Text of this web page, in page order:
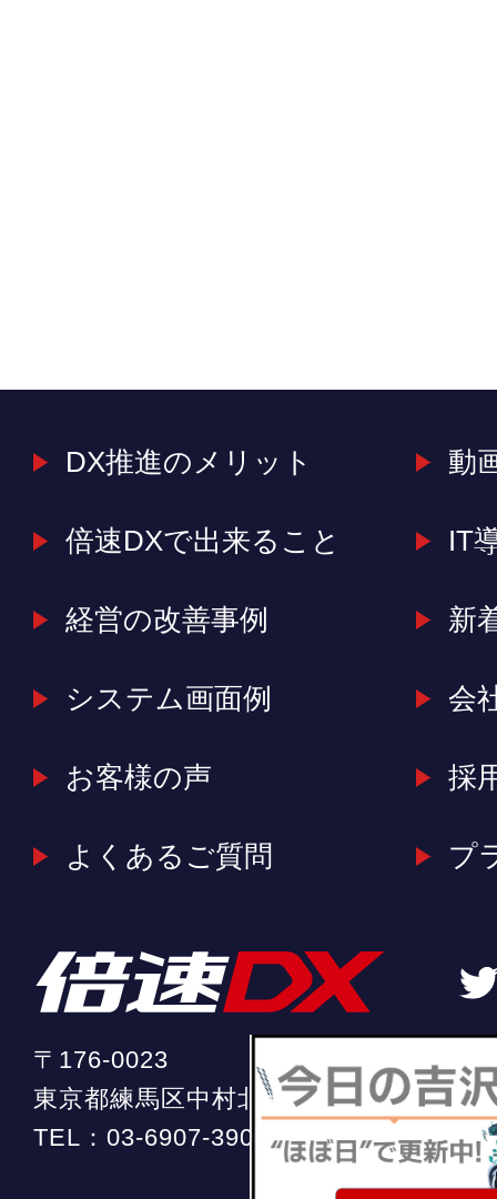
〒176-0023
東京都練馬区中村北2-20-11 ソフィア
TEL： 03-6907-3904 （平日 10:00 ～
DX推進のメリット
倍速DXで出来ること
経営の改善事例
システム画面例
お客様の声
よくあるご質問
動
IT
新
会
採
プ